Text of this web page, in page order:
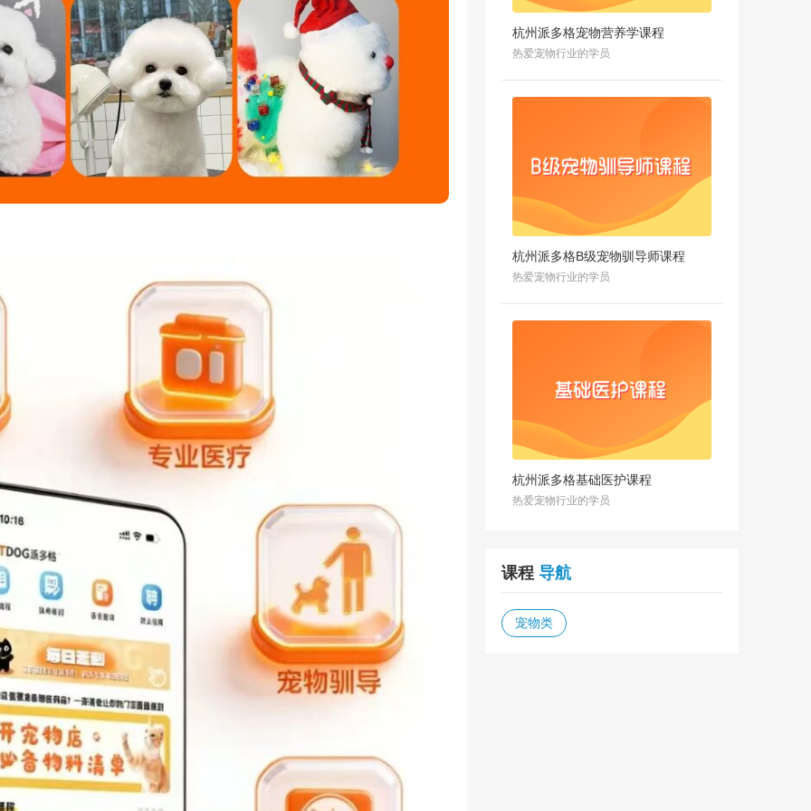
杭州派多格宠物营养学课程
热爱宠物行业的学员
杭州派多格B级宠物驯导师课程
热爱宠物行业的学员
杭州派多格基础医护课程
热爱宠物行业的学员
课程 导航
宠物类